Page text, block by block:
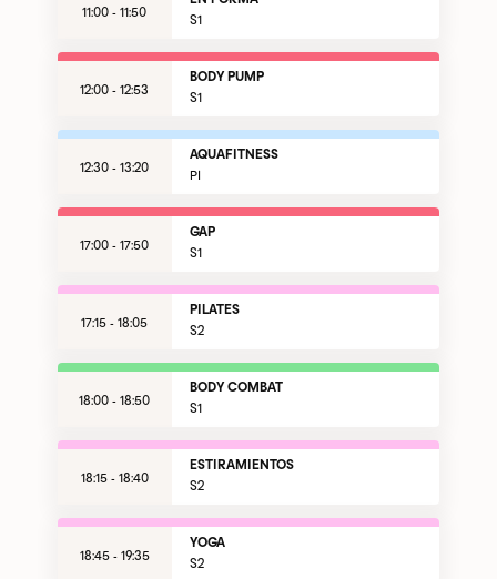
11:00 - 11:50
S1
12:00 - 12:53
BODY PUMP
S1
12:30 - 13:20
AQUAFITNESS
PI
17:00 - 17:50
GAP
S1
17:15 - 18:05
PILATES
S2
18:00 - 18:50
BODY COMBAT
S1
18:15 - 18:40
ESTIRAMIENTOS
S2
18:45 - 19:35
YOGA
S2